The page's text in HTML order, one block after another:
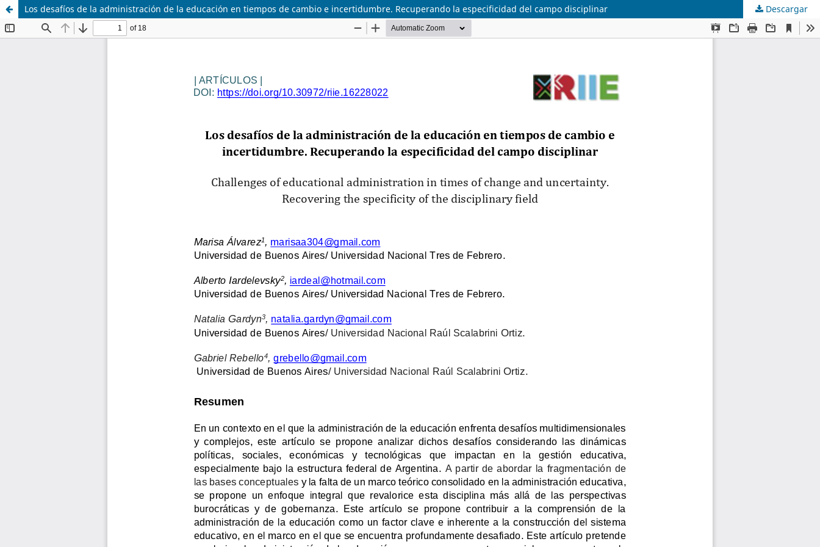
Los desafíos de la administración de la educación en tiempos de cambio e incertidumbre. Recuperando la especificidad del campo disciplinar Descargar